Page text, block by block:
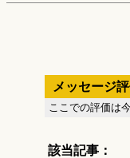
メッセージ
ここでの評価は
該当記事：